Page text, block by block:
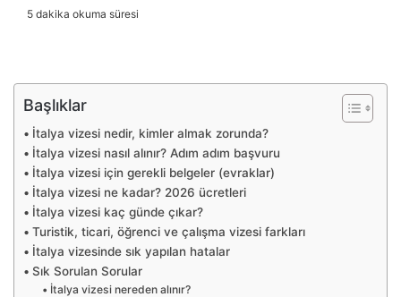
5 dakika okuma süresi
Başlıklar
İtalya vizesi nedir, kimler almak zorunda?
İtalya vizesi nasıl alınır? Adım adım başvuru
İtalya vizesi için gerekli belgeler (evraklar)
İtalya vizesi ne kadar? 2026 ücretleri
İtalya vizesi kaç günde çıkar?
Turistik, ticari, öğrenci ve çalışma vizesi farkları
İtalya vizesinde sık yapılan hatalar
Sık Sorulan Sorular
İtalya vizesi nereden alınır?